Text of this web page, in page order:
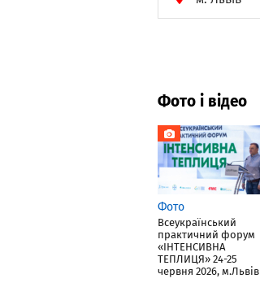
Фото і відео
Фото
Всеукраїнський
практичний форум
«ІНТЕНСИВНА
ТЕПЛИЦЯ» 24-25
червня 2026, м.Львів